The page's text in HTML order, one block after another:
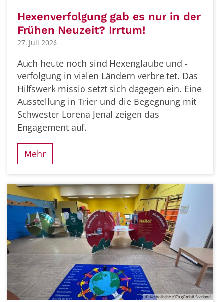
Hexenverfolgung gab es nur in der
Frühen Neuzeit? Irrtum!
27. Juli 2026
Auch heute noch sind Hexenglaube und -
verfolgung in vielen Ländern verbreitet. Das
Hilfswerk missio setzt sich dagegen ein. Eine
Ausstellung in Trier und die Begegnung mit
Schwester Lorena Jenal zeigen das
Engagement auf.
Mehr
© Katholische KiTa gGmbH Saarland